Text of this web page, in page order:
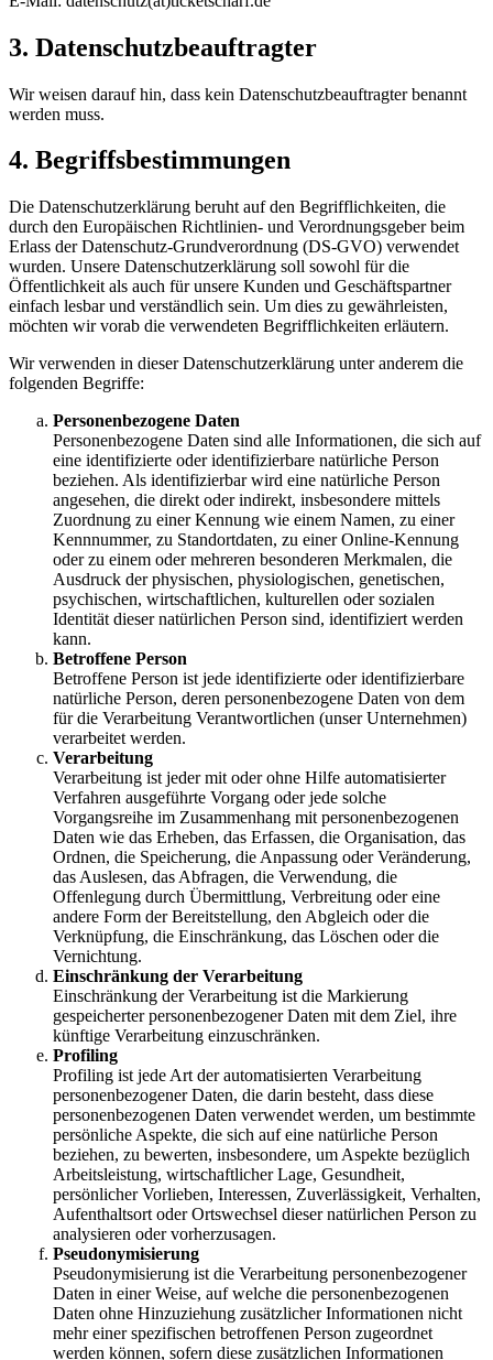
3. Datenschutzbeauftragter
Wir weisen darauf hin, dass kein Datenschutzbeauftragter benannt
werden muss.
4. Begriffsbestimmungen
Die Datenschutzerklärung beruht auf den Begrifflichkeiten, die
durch den Europäischen Richtlinien- und Verordnungsgeber beim
Erlass der Datenschutz-Grundverordnung (DS-GVO) verwendet
wurden. Unsere Datenschutzerklärung soll sowohl für die
Öffentlichkeit als auch für unsere Kunden und Geschäftspartner
einfach lesbar und verständlich sein. Um dies zu gewährleisten,
möchten wir vorab die verwendeten Begrifflichkeiten erläutern.
Wir verwenden in dieser Datenschutzerklärung unter anderem die
folgenden Begriffe:
Personenbezogene Daten
Personenbezogene Daten sind alle Informationen, die sich auf
eine identifizierte oder identifizierbare natürliche Person
beziehen. Als identifizierbar wird eine natürliche Person
angesehen, die direkt oder indirekt, insbesondere mittels
Zuordnung zu einer Kennung wie einem Namen, zu einer
Kennnummer, zu Standortdaten, zu einer Online-Kennung
oder zu einem oder mehreren besonderen Merkmalen, die
Ausdruck der physischen, physiologischen, genetischen,
psychischen, wirtschaftlichen, kulturellen oder sozialen
Identität dieser natürlichen Person sind, identifiziert werden
kann.
Betroffene Person
Betroffene Person ist jede identifizierte oder identifizierbare
natürliche Person, deren personenbezogene Daten von dem
für die Verarbeitung Verantwortlichen (unser Unternehmen)
verarbeitet werden.
Verarbeitung
Verarbeitung ist jeder mit oder ohne Hilfe automatisierter
Verfahren ausgeführte Vorgang oder jede solche
Vorgangsreihe im Zusammenhang mit personenbezogenen
Daten wie das Erheben, das Erfassen, die Organisation, das
Ordnen, die Speicherung, die Anpassung oder Veränderung,
das Auslesen, das Abfragen, die Verwendung, die
Offenlegung durch Übermittlung, Verbreitung oder eine
andere Form der Bereitstellung, den Abgleich oder die
Verknüpfung, die Einschränkung, das Löschen oder die
Vernichtung.
Einschränkung der Verarbeitung
Einschränkung der Verarbeitung ist die Markierung
gespeicherter personenbezogener Daten mit dem Ziel, ihre
künftige Verarbeitung einzuschränken.
Profiling
Profiling ist jede Art der automatisierten Verarbeitung
personenbezogener Daten, die darin besteht, dass diese
personenbezogenen Daten verwendet werden, um bestimmte
persönliche Aspekte, die sich auf eine natürliche Person
beziehen, zu bewerten, insbesondere, um Aspekte bezüglich
Arbeitsleistung, wirtschaftlicher Lage, Gesundheit,
persönlicher Vorlieben, Interessen, Zuverlässigkeit, Verhalten,
Aufenthaltsort oder Ortswechsel dieser natürlichen Person zu
analysieren oder vorherzusagen.
Pseudonymisierung
Pseudonymisierung ist die Verarbeitung personenbezogener
Daten in einer Weise, auf welche die personenbezogenen
Daten ohne Hinzuziehung zusätzlicher Informationen nicht
mehr einer spezifischen betroffenen Person zugeordnet
werden können, sofern diese zusätzlichen Informationen